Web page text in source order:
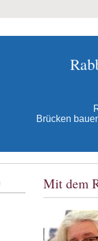
Brücken
Mit dem